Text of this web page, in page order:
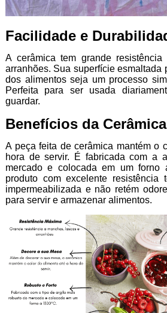
Facilidade e
A cerâmica tem grande
arranhões. Sua superfície esmaltada
dos alimentos seja um processo
Perfeita para ser usada
guardar.
Benefícios da
A peça feita de cerâmica mantém o
hora de servir. É fabricada com a
mercado e colocada em um forno
produto com excelente resistência
impermeabilizada e não retém
para servir e armazenar alimentos.